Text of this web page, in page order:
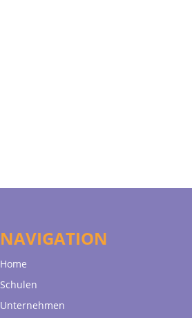
NAVIGATION
Home
Schulen
Unternehmen